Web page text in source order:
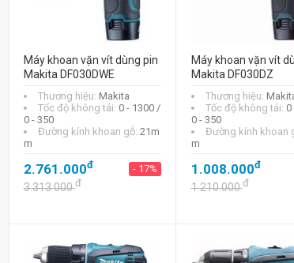
Máy khoan vặn vít dùng pin
Makita DF030DWE
Thương hiệu: Makita
Tốc độ không tải: 0 - 1300 /
0 - 350
Đường kính khoan gỗ: 21m
m
2.761.000đ - 17%
3.313.000đ
Máy khoan vặn vít
Makita DF030DZ
Thương hiệu:
Tốc độ không tải: 0
0 - 350
Đường kính khoan
m
1.008.000đ
1.210.000đ